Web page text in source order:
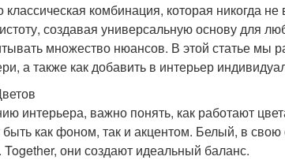
комбинация, которая никогда не
создавая универсальную основу для
множество нюансов. В этой статье мы
а также как добавить в интерьер
интерьера, важно понять, как работают
как фоном, так и акцентом. Белый, в свою
Together, они создают идеальный баланс.